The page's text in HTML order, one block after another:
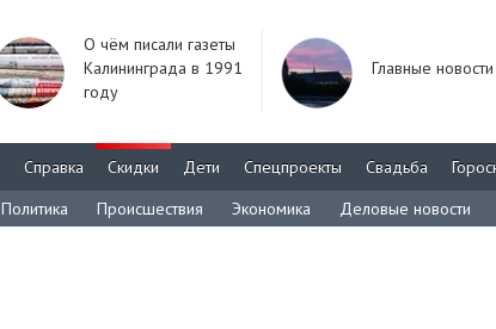
О чём писали газеты
Калининграда в 1991
году
Главные
Справка Скидки Дети Спецпроекты Свадьба
Политика Происшествия Экономика Деловые новости